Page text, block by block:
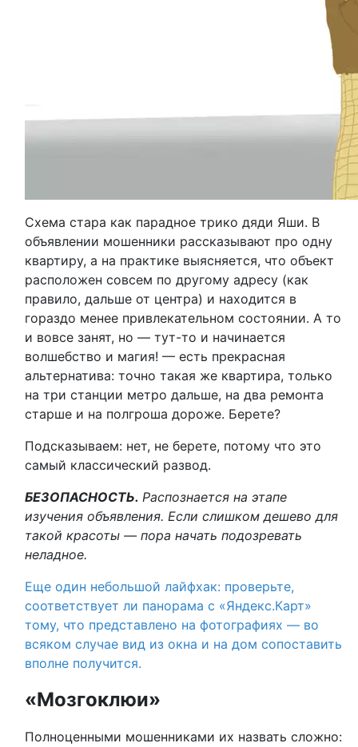
Схема стара как парадное трико дяди Яши. В
объявлении мошенники рассказывают про одну
квартиру, а на практике выясняется, что объект
расположен совсем по другому адресу (как
правило, дальше от центра) и находится в
гораздо менее привлекательном состоянии. А то
и вовсе занят, но — тут-то и начинается
волшебство и магия! — есть прекрасная
альтернатива: точно такая же квартира, только
на три станции метро дальше, на два ремонта
старше и на полгроша дороже. Берете?
Подсказываем: нет, не берете, потому что это
самый классический развод.
БЕЗОПАСНОСТЬ. Распознается на этапе
изучения объявления. Если слишком дешево для
такой красоты — пора начать подозревать
неладное.
Еще один небольшой лайфхак: проверьте,
соответствует ли панорама с «Яндекс.Карт»
тому, что представлено на фотографиях — во
всяком случае вид из окна и на дом сопоставить
вполне получится.
«Мозгоклюи»
Полноценными мошенниками их назвать сложно: